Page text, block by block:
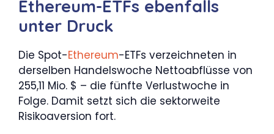
Ethereum-ETFs ebenfalls
unter Druck
Die Spot-Ethereum-ETFs verzeichneten in
derselben Handelswoche Nettoabflüsse von
255,11 Mio. $ – die fünfte Verlustwoche in
Folge. Damit setzt sich die sektorweite
Risikoaversion fort.